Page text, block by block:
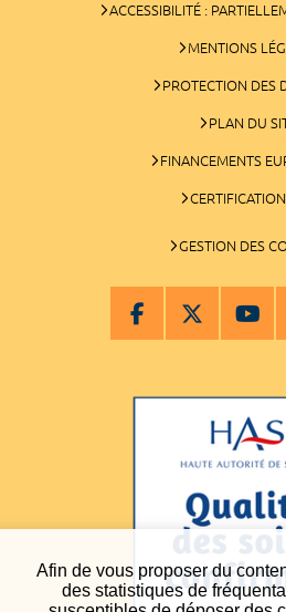
Afin de vous proposer du
des statistiques de
ACCESSIBILITÉ :
MENTIONS
PROTECTION DES
PLAN DU
FINANCEMENTS
GESTION DES